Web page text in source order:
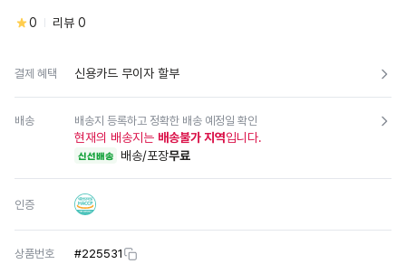
0 리뷰 0
결제 혜택 신용카드 무이자 할부
배송 배송지 등록하고 정확한 배송 예정일 확인
현재의 배송지는 배송불가 지역입니다.
신선배송 배송/포장무료
인증
상품번호 #225531